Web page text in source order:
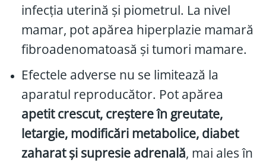
infecția uterină și piometrul. La nivel
mamar, pot apărea hiperplazie mamară
fibroadenomatoasă și tumori mamare.
Efectele adverse nu se limitează la
aparatul reproducător. Pot apărea
apetit crescut, creștere în greutate,
letargie, modificări metabolice, diabet
zaharat și supresie adrenală, mai ales în